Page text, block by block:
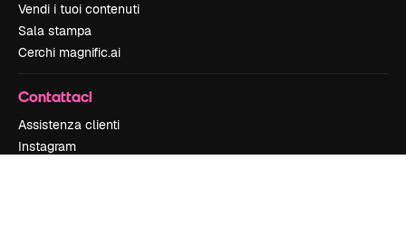
Vendi i tuoi contenuti
Sala stampa
Cerchi magnific.ai
Contattaci
Assistenza clienti
Instagram